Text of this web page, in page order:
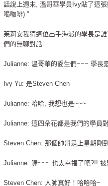
話說上週末, 溫哥華學員Ivy貼了這
喝咖啡) ”
茱莉安我猜這位出手海派的學長是
們的無聊對話:
Julianne: 溫哥華的愛生們~~~ 學長
Ivy Yu: 是Steven Chen
Julianne: 哈哈, 我想也是~~~
Julianne: 這四朵花都是我們的學員
Steven Chen: 那個帥哥是上星期剛
Julianne: 喔~~~ 也太幸福了吧?!! 被
Steven Chen: 人帥真好！哈哈哈~